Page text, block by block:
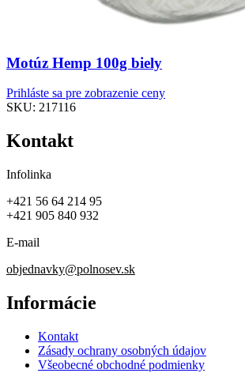
Motúz Hemp 100g biely
Prihláste sa pre zobrazenie ceny
SKU: 217116
Kontakt
Infolinka
+421 56 64 214 95
+421 905 840 932
E-mail
objednavky@polnosev.sk
Informácie
Kontakt
Zásady ochrany osobných údajov
Všeobecné obchodné podmienky